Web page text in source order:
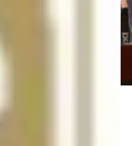
Hypo eine gute
allerdings noch nicht.
Auswärtssieg